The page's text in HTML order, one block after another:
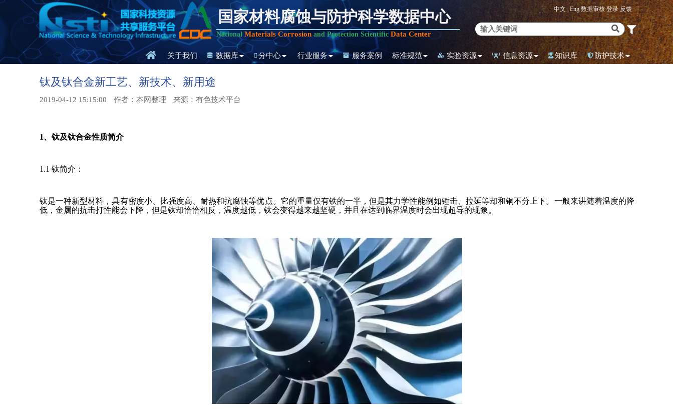
国家材料腐蚀与防护科学数据中心
National Materials Corrosionand Protection Scientific Data Center
中文 |Eng 数据审核登录反馈
关于我们 数据库 分中心 行业服务 服务案例 标准规范 实验资源 信息资源 知识库 防护技术
钛及钛合金新工艺、新技术、新用途
2019-04-12 15:15:00 作者：本网整理 来源：有色技术平台
1、钛及钛合金性质简介
1.1 钛简介：
钛是一种新型材料，具有密度小、比强度高、耐热和抗腐蚀等优点。它的重量仅有铁的一半，但是其力学性能例如锤击、拉延等却和铜不分上下。一般来讲随着温度的降
低，金属的抗击打性能会下降，但是钛却恰恰相反，温度越低，钛会变得越来越坚硬，并且在达到临界温度时会出现超导的现象。